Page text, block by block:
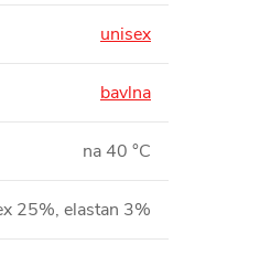
unisex
bavlna
na 40 °C
25%, elastan 3%